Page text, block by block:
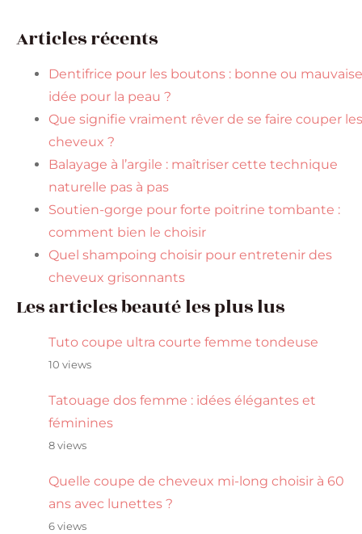
Articles récents
Dentifrice pour les boutons : bonne ou mauvaise
idée pour la peau ?
Que signifie vraiment rêver de se faire couper les
cheveux ?
Balayage à l’argile : maîtriser cette technique
naturelle pas à pas
Soutien-gorge pour forte poitrine tombante :
comment bien le choisir
Quel shampoing choisir pour entretenir des
cheveux grisonnants
Les articles beauté les plus lus
Tuto coupe ultra courte femme tondeuse
10 views
Tatouage dos femme : idées élégantes et
féminines
8 views
Quelle coupe de cheveux mi-long choisir à 60
ans avec lunettes ?
6 views